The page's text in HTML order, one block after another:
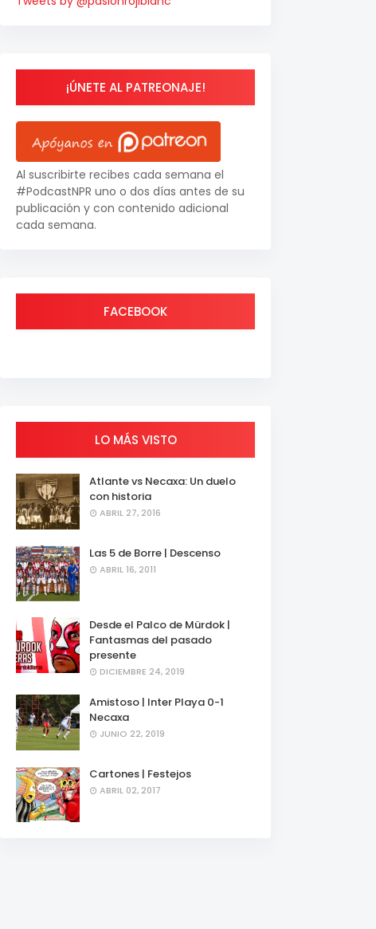
¡ÚNETE AL PATREONAJE!
Al suscribirte recibes cada semana el
#PodcastNPR uno o dos días antes de su
publicación y con contenido adicional
cada semana.
FACEBOOK
LO MÁS VISTO
Atlante vs Necaxa: Un duelo
con historia
ABRIL 27, 2016
Las 5 de Borre | Descenso
ABRIL 16, 2011
Desde el Palco de Mürdok |
Fantasmas del pasado
presente
DICIEMBRE 24, 2019
Amistoso | Inter Playa 0-1
Necaxa
JUNIO 22, 2019
Cartones | Festejos
ABRIL 02, 2017